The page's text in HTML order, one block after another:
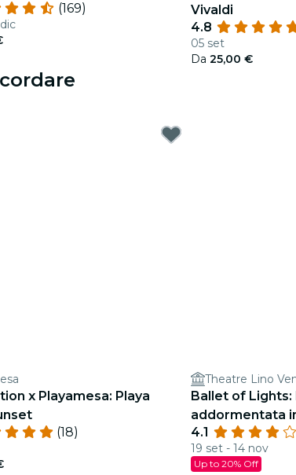
(169)
Vivaldi
4.8
05 set
Da 25,00 €
x Playamesa: Playa
(18)
Theatre Lino
Ballet of Lights:
addormentata
scintillante
4.1
19 set - 14 nov
Up to 20% Off